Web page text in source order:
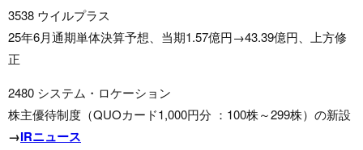
3538 ウイルプラス
25年6月通期単体決算予想、当期1.57億円→43.39億円、上方修
正
2480 システム・ロケーション
株主優待制度（QUOカード1,000円分 ：100株～299株）の新設
→IRニュース